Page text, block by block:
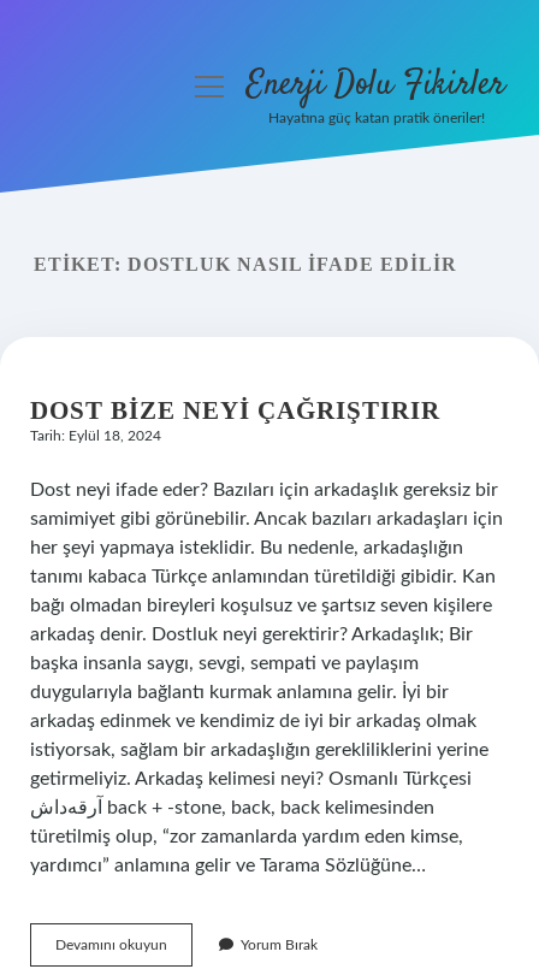
Yasal Uyarı
menüyüEnerji Dolu Fikirler
Hayatına güç katan pratik öneriler!
ETIKET: DOSTLUK NASIL IFADE EDILIR
DOST BIZE NEYI ÇAĞRIŞTIRIR
Tarih: Eylül 18, 2024
Dost neyi ifade eder? Bazıları için arkadaşlık gereksiz bir
samimiyet gibi görünebilir. Ancak bazıları arkadaşları için
her şeyi yapmaya isteklidir. Bu nedenle, arkadaşlığın
tanımı kabaca Türkçe anlamından türetildiği gibidir. Kan
bağı olmadan bireyleri koşulsuz ve şartsız seven kişilere
arkadaş denir. Dostluk neyi gerektirir? Arkadaşlık; Bir
başka insanla saygı, sevgi, sempati ve paylaşım
duygularıyla bağlantı kurmak anlamına gelir. İyi bir
arkadaş edinmek ve kendimiz de iyi bir arkadaş olmak
istiyorsak, sağlam bir arkadaşlığın gerekliliklerini yerine
getirmeliyiz. Arkadaş kelimesi neyi? Osmanlı Türkçesi
آرقه‌داش back + -stone, back, back kelimesinden
türetilmiş olup, “zor zamanlarda yardım eden kimse,
yardımcı” anlamına gelir ve Tarama Sözlüğüne…
Devamını okuyun
Bize
Yorum Bırak